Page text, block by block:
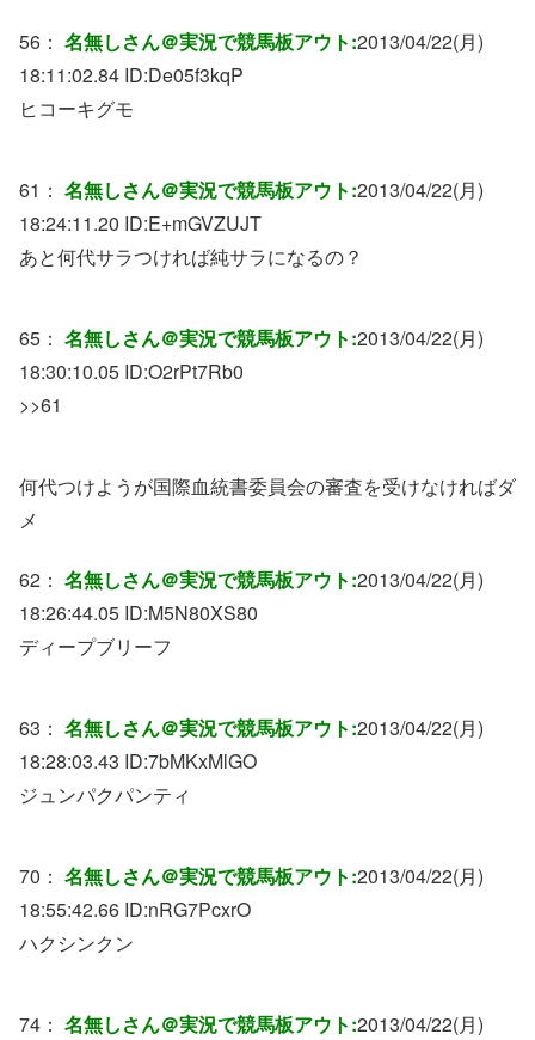
56： 名無しさん＠実況で競馬板アウト:2013/04/22(月)
18:11:02.84 ID:De05f3kqP
ヒコーキグモ
61： 名無しさん＠実況で競馬板アウト:2013/04/22(月)
18:24:11.20 ID:E+mGVZUJT
あと何代サラつければ純サラになるの？
65： 名無しさん＠実況で競馬板アウト:2013/04/22(月)
18:30:10.05 ID:O2rPt7Rb0
>>61
何代つけようが国際血統書委員会の審査を受けなければダ
メ
62： 名無しさん＠実況で競馬板アウト:2013/04/22(月)
18:26:44.05 ID:M5N80XS80
ディープブリーフ
63： 名無しさん＠実況で競馬板アウト:2013/04/22(月)
18:28:03.43 ID:7bMKxMlGO
ジュンパクパンティ
70： 名無しさん＠実況で競馬板アウト:2013/04/22(月)
18:55:42.66 ID:nRG7PcxrO
ハクシンクン
74： 名無しさん＠実況で競馬板アウト:2013/04/22(月)